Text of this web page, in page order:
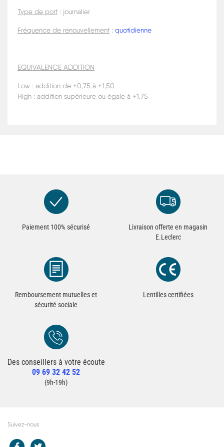
Type de port : journalier
Fréquence de renouvellement : quotidienne
EQUIVALENCE ADDITION
Low : addition de +0,75 à +1,50
High : addition supérieure ou égale à +1.75
Paiement 100% sécurisé
Livraison offerte en magasin
E.Leclerc
Remboursement mutuelles et
sécurité sociale
Lentilles certifiées
Redirection vers la page Contact du site
Des conseillers à votre écoute
09 69 32 42 52
Contacter un conseiller
(9h-19h)
Suivez-nous
Redirection vers le compte Facebook E.Leclerc